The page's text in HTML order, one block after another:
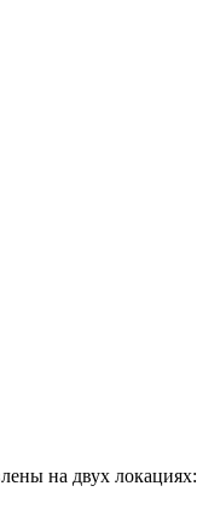
на двух локациях: